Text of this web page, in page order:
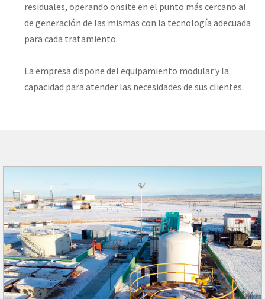
residuales, operando onsite en el punto más cercano al
de generación de las mismas con la tecnología adecuada
para cada tratamiento.
La empresa dispone del equipamiento modular y la
capacidad para atender las necesidades de sus clientes.